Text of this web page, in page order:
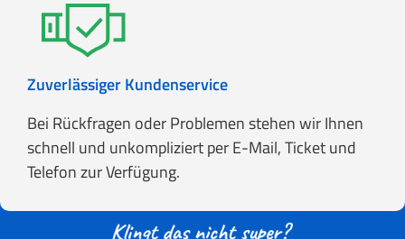
Zuverlässiger Kundenservice
Bei Rückfragen oder Problemen stehen wir Ihnen
schnell und unkompliziert per E-Mail, Ticket und
Telefon zur Verfügung.